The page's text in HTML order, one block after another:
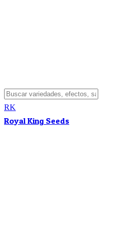
RK
Royal King Seeds